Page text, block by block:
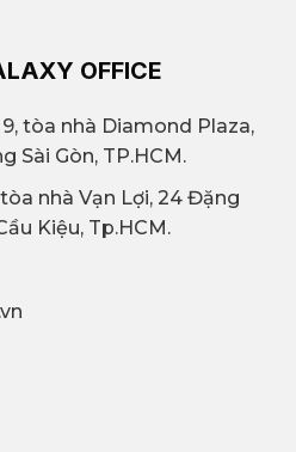
OFFICE
tòa nhà Diamond Plaza,
Sài Gòn, TP.HCM.
nhà Vạn Lợi, 24 Đặng
Kiệu, Tp.HCM.